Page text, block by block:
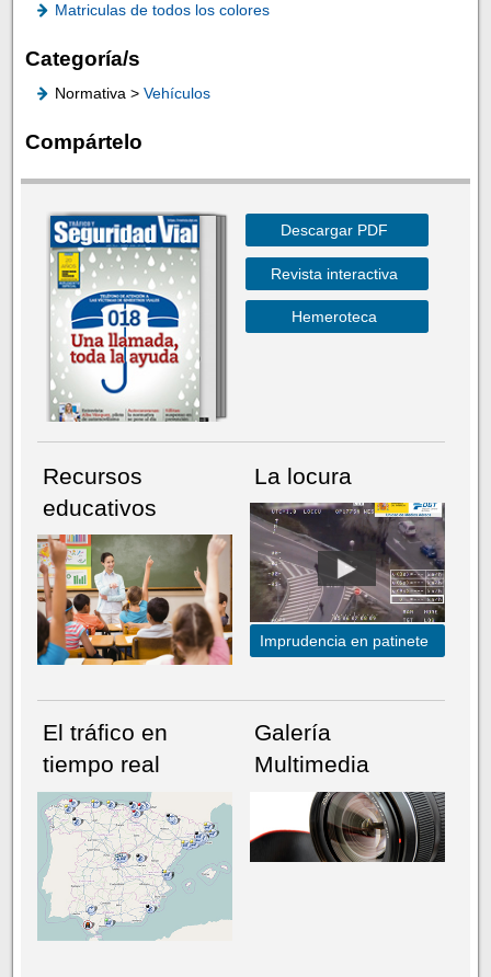
Matriculas de todos los colores
Categoría/s
Normativa > Vehículos
Compártelo
NÚMERO ACTUALHEMEROTECA
Descargar PDF
Revista interactiva
Hemeroteca
Recursos
educativos
La locura
Imprudencia en patinete
El tráfico en
tiempo real
Galería
Multimedia